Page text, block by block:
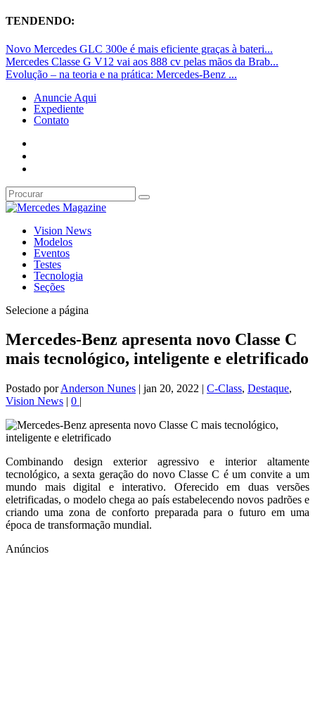
TENDENDO:
Novo Mercedes GLC 300e é mais eficiente graças à bateri...
Mercedes Classe G V12 vai aos 888 cv pelas mãos da Brab...
Evolução – na teoria e na prática: Mercedes-Benz ...
Anuncie Aqui
Expediente
Contato
Vision News
Modelos
Eventos
Testes
Tecnologia
Seções
Selecione a página
Mercedes-Benz apresenta novo Classe C
mais tecnológico, inteligente e eletrificado
Postado porAnderson Nunes | jan 20, 2022 | C-Class, Destaque,
Vision News | 0 |
Combinando design exterior agressivo e interior altamente
tecnológico, a sexta geração do novo Classe C é um convite a um
mundo mais digital e interativo. Oferecido em duas versões
eletrificadas, o modelo chega ao país estabelecendo novos padrões e
criando uma zona de conforto preparada para o futuro em uma
época de transformação mundial.
Anúncios